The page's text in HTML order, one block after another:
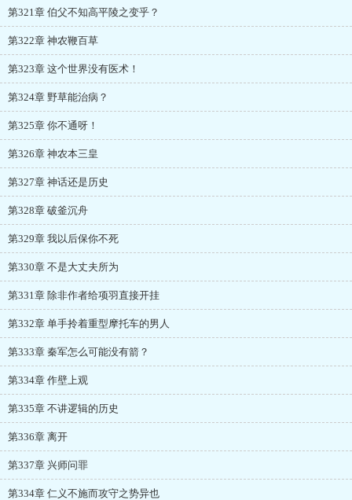
第321章 伯父不知高平陵之变乎？
第322章 神农鞭百草
第323章 这个世界没有医术！
第324章 野草能治病？
第325章 你不通呀！
第326章 神农本三皇
第327章 神话还是历史
第328章 破釜沉舟
第329章 我以后保你不死
第330章 不是大丈夫所为
第331章 除非作者给项羽直接开挂
第332章 单手拎着重型摩托车的男人
第333章 秦军怎么可能没有箭？
第334章 作壁上观
第335章 不讲逻辑的历史
第336章 离开
第337章 兴师问罪
第334章 仁义不施而攻守之势异也